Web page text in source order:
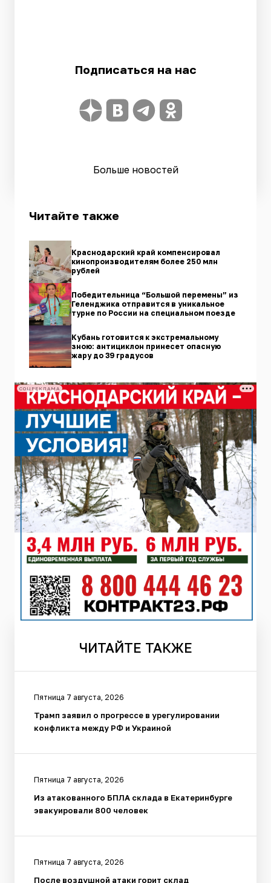
Подписаться на нас
Больше новостей
Читайте также
Краснодарский край компенсировал
кинопроизводителям более 250 млн
рублей
Победительница “Большой перемены” из
Геленджика отправится в уникальное
турне по России на специальном поезде
Кубань готовится к экстремальному
зною: антициклон принесет опасную
жару до 39 градусов
СОЦРЕКЛАМА
ЧИТАЙТЕ ТАКЖЕ
Пятница 7 августа, 2026
Трамп заявил о прогрессе в урегулировании
конфликта между РФ и Украиной
Пятница 7 августа, 2026
Из атакованного БПЛА склада в Екатеринбурге
эвакуировали 800 человек
Пятница 7 августа, 2026
После воздушной атаки горит склад